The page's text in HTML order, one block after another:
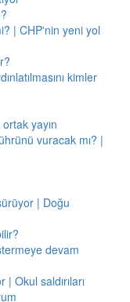
| CHP'nin yeni yol
kimler
yayın
vuracak mı? |
| Doğu
devam
Okul saldırıları